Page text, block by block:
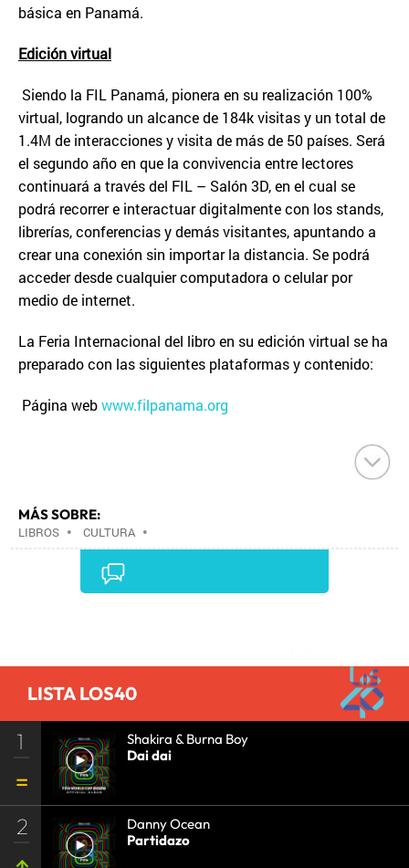
básica en Panamá.
Edición virtual
Siendo la FIL Panamá, pionera en su realización 100%
virtual, logrando un alcance de 184k visitas y un total de
1.4M de interacciones y visita de más de 50 países. Será
el segundo año en que la convivencia entre lectores
continuará a través del FIL – Salón 3D, en el cual se
podrá recorrer e interactuar digitalmente con los stands,
librerías, conferencias y demás visitantes, apuntando a
crear una conexión sin importar la distancia. Se podrá
acceder desde cualquier computadora o celular por
medio de internet.
La Feria Internacional del libro en su edición virtual se ha
preparado con las siguientes plataformas y contenido:
Página webwww.filpanama.org
MÁS SOBRE:
LIBROS • CULTURA •
LISTA LOS40
1
Shakira & Burna Boy
Dai dai
2
Danny Ocean
Partidazo